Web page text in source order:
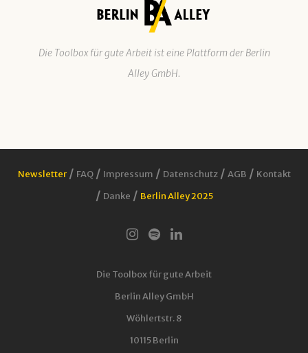
Die Toolbox für gute Arbeit ist eine Plattform der Berlin
Alley GmbH.
Newsletter/ FAQ/ Impressum / Datenschutz / AGB / Kontakt
/ Danke / Berlin Alley 2025
Die Toolbox für gute Arbeit
Berlin Alley GmbH
Wöhlertstr. 8
10115 Berlin